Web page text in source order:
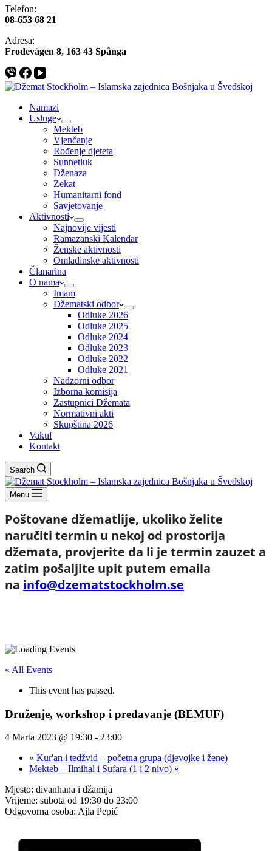
Telefon:
08-653 68 21
Adresa:
​​Frodevägen 8, 163 43 Spånga
Namazi
Usluge
Mekteb
Vjenčanje
Rođenje djeteta
Sunnetluk
Dženaza
Zekat
Humanitarni fond
Savjetovanje
Aktivnosti
Najnovije vijesti
Ramazanski Kalendar
Ženske aktivnosti
Omladinske aktivnosti
Članarina
O nama
Imam
Džematski odbor
Odluke 2026
Odluke 2025
Odluke 2024
Odluke 2023
Odluke 2022
Odluke 2021
Nadzorni odbor
Izborna komisija
Zastupnici Džemata
Normativni akti
Skupština 2026
Vakuf
Kontakt
Search
Menu
Poštovane džematlije, ukoliko želite
naručiti termin u nekoj od prostorija
džemata, provjerite da li je termin zauzet a
zatim pošaljite upit putem emaila
na info@dzematstockholm.se
« All Events
This event has passed.
Druženje, workshop i predavanje (BEMUF)
4 Marta 2023 @ 19:30 - 23:00
« Kur'an i tedžvid – početna grupa (djevojke i žene)
Mekteb – Ilmihal i Sufara (1 i 2 nivo) »
Mjesto: divanhana i džamija
Vrijeme: subota od 19:30 do 23:00
Odgovorna osoba: Ajla Pepić